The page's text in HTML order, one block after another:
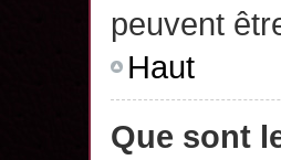
peuvent
Haut
Que sont